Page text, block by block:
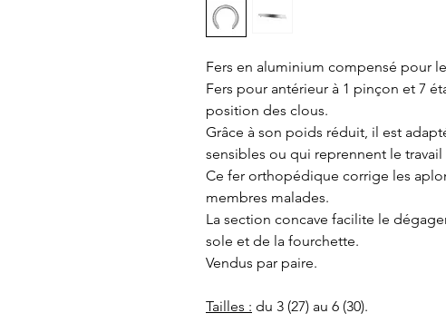
Fers en aluminium compensé pour
Fers pour antérieur à 1 pinçon et 7
position des clous.
Grâce à son poids réduit, il est
sensibles ou qui reprennent le travail
Ce fer orthopédique corrige les
membres malades.
La section concave facilite le
sole et de la fourchette.
Vendus par paire.
Tailles : du 3 (27) au 6 (30).